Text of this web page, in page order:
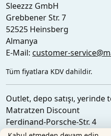
Sleezzz GmbH
Grebbener Str. 7
52525 Heinsberg
Almanya
E-Mail: customer-
Tüm fiyatlara KDV dahildir.
Outlet, depo satışı, yerinde
Matratzen Discount
Ferdinand-Porsche-Str. 4
52525 Heinsberg